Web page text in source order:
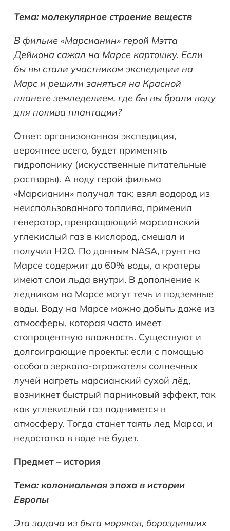
Тема: молекулярное строение веществ
В фильме «Марсианин» герой Мэтта
Деймона сажал на Марсе картошку. Если
бы вы стали участником экспедиции на
Марс и решили заняться на Красной
планете земледелием, где бы вы брали воду
для полива плантации?
Ответ: организованная экспедиция,
вероятнее всего, будет применять
гидропонику (искусственные питательные
растворы). А воду герой фильма
«Марсианин» получал так: взял водород из
неиспользованного топлива, применил
генератор, превращающий марсианский
углекислый газ в кислород, смешал и
получил H2O. По данным NASA, грунт на
Марсе содержит до 60% воды, а кратеры
имеют слои льда внутри. В дополнение к
ледникам на Марсе могут течь и подземные
воды. Воду на Марсе можно добыть даже из
атмосферы, которая часто имеет
стопроцентную влажность. Существуют и
долгоиграющие проекты: если с помощью
особого зеркала-отражателя солнечных
лучей нагреть марсианский сухой лёд,
возникнет быстрый парниковый эффект, так
как углекислый газ поднимется в
атмосферу. Тогда станет таять лед Марса, и
недостатка в воде не будет.
Предмет – история
Тема: колониальная эпоха в истории
Европы
Эта задача из быта моряков, бороздивших